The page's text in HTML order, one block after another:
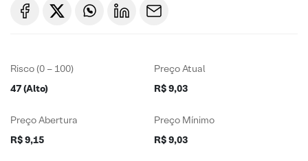
Risco (0 – 100)
47 (Alto)
Preço Atual
R$ 9,03
Preço Abertura
R$ 9,15
Preço Mínimo
R$ 9,03